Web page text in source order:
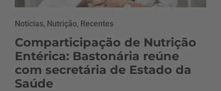
Notícias, Nutrição, Recentes
Comparticipação de Nutrição
Entérica: Bastonária reúne
com secretária de Estado da
Saúde